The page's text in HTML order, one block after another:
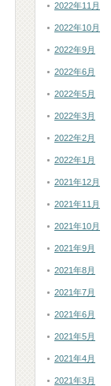
2022年11月
2022年10月
2022年9月
2022年6月
2022年5月
2022年3月
2022年2月
2022年1月
2021年12月
2021年11月
2021年10月
2021年9月
2021年8月
2021年7月
2021年6月
2021年5月
2021年4月
2021年3月